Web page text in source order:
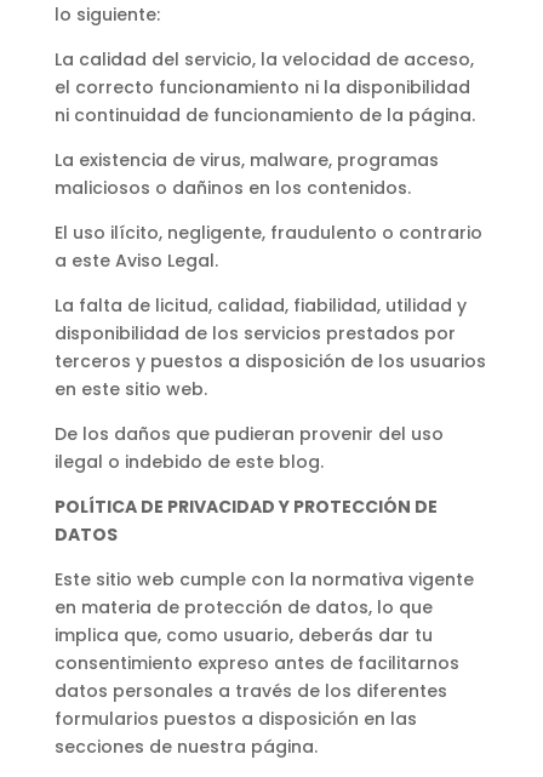
lo siguiente:
La calidad del servicio, la velocidad de acceso,
el correcto funcionamiento ni la disponibilidad
ni continuidad de funcionamiento de la página.
La existencia de virus, malware, programas
maliciosos o dañinos en los contenidos.
El uso ilícito, negligente, fraudulento o contrario
a este Aviso Legal.
La falta de licitud, calidad, fiabilidad, utilidad y
disponibilidad de los servicios prestados por
terceros y puestos a disposición de los usuarios
en este sitio web.
De los daños que pudieran provenir del uso
ilegal o indebido de este blog.
POLÍTICA DE PRIVACIDAD Y PROTECCIÓN DE
DATOS
Este sitio web cumple con la normativa vigente
en materia de protección de datos, lo que
implica que, como usuario, deberás dar tu
consentimiento expreso antes de facilitarnos
datos personales a través de los diferentes
formularios puestos a disposición en las
secciones de nuestra página.